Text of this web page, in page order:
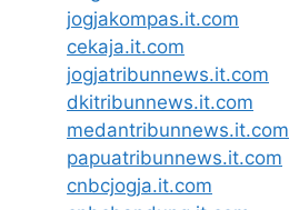
jogjakompas.it.com
cekaja.it.com
jogjatribunnews.it.com
dkitribunnews.it.com
medantribunnews.it.com
papuatribunnews.it.com
cnbcjogja.it.com